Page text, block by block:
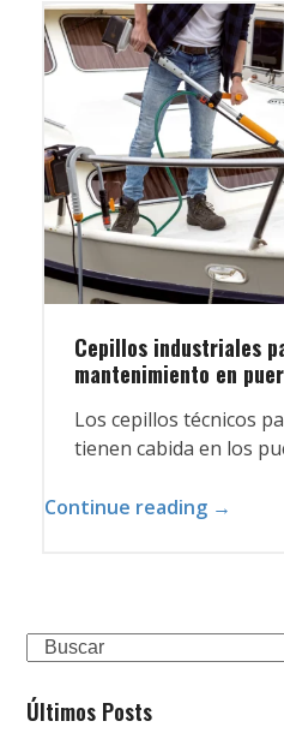
Cepillos industriales
mantenimiento en
Los cepillos técnicos
tienen cabida en los
Continue reading →
Search
Últimos Posts